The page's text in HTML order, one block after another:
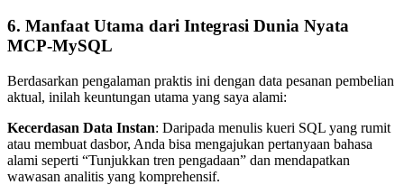
6. Manfaat Utama dari Integrasi Dunia Nyata
MCP-MySQL
Berdasarkan pengalaman praktis ini dengan data pesanan pembelian
aktual, inilah keuntungan utama yang saya alami:
Kecerdasan Data Instan: Daripada menulis kueri SQL yang rumit
atau membuat dasbor, Anda bisa mengajukan pertanyaan bahasa
alami seperti “Tunjukkan tren pengadaan” dan mendapatkan
wawasan analitis yang komprehensif.